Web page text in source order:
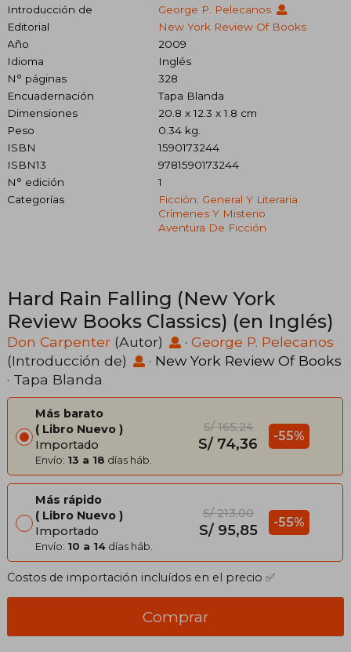
Introducción de
George P. Pelecanos
Editorial
New York Review Of Books
Año
2009
Idioma
Inglés
N° páginas
328
Encuadernación
Tapa Blanda
Dimensiones
20.8 x 12.3 x 1.8 cm
Peso
0.34 kg.
ISBN
1590173244
ISBN13
9781590173244
N° edición
1
Categorías
Ficción: General Y Literaria
Crímenes Y Misterio
Aventura De Ficción
Hard Rain Falling (New York
Review Books Classics) (en Inglés)
Don Carpenter (Autor) · George P. Pelecanos
(Introducción de)
· New York Review Of Books
· Tapa Blanda
Más barato
Libro Nuevo
Importado
Envío: 13 a 18 días háb.
S/ 165,24
S/ 74,36 -55%
Más rápido
Libro Nuevo
Importado
Envío: 10 a 14 días háb.
S/ 213,00
S/ 95,85 -55%
Costos de importación incluídos en el precio ✅
Comprar